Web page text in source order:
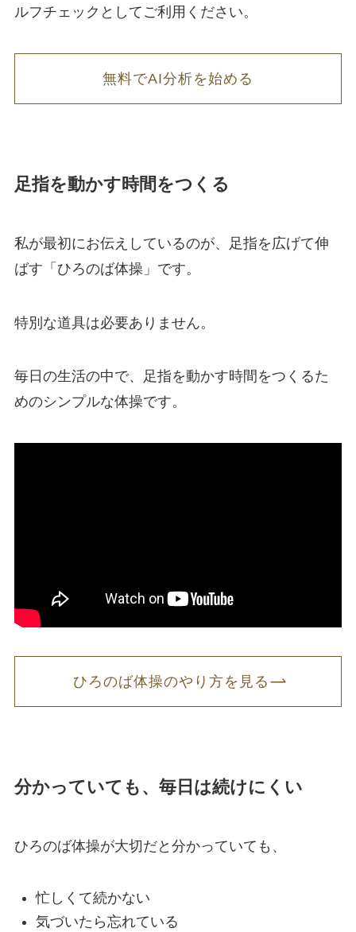
ルフチェックとしてご利用ください。
無料でAI分析を始める
足指を動かす時間をつくる
私が最初にお伝えしているのが、足指を広げて伸
ばす「ひろのば体操」です。
特別な道具は必要ありません。
毎日の生活の中で、足指を動かす時間をつくるた
めのシンプルな体操です。
ひろのば体操のやり方を見る
分かっていても、毎日は続けにくい
ひろのば体操が大切だと分かっていても、
忙しくて続かない
気づいたら忘れている